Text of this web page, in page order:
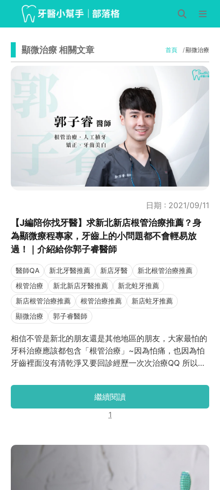
顯微治療 相關文章 首頁 顯微治療
日期 : 2021/09/11
【J編陪你找牙醫】求新北新店根管治療推薦？身
為顯微療程專家，牙齒上的小問題都不會輕易放
過！｜介紹給你郭子睿醫師
醫師QA 新北牙醫推薦 新店牙醫
新北根管治療推薦
根管治療
新北新店牙醫推薦
新北蛀牙推薦
新店根管治療推薦
根管治療推薦
新店蛀牙推薦
顯微治療
郭子睿醫師
相信不管是新北的朋友還是其他地區的朋友，大家最怕的
牙科治療應該都包含「根管治療」~因為怕痛，也因為怕
牙齒裡面沒有清乾淨又要回診經歷一次次治療QQ 所以顯
醫師呢？郭子睿醫師推給你！J編已幫大家整理郭醫師在
根管治療QA、新北民眾推薦評價和新北牙醫推薦 ptt
dcard等資訊了，大家只要看這篇就可以了解郭醫師是否
繼續閱讀
1